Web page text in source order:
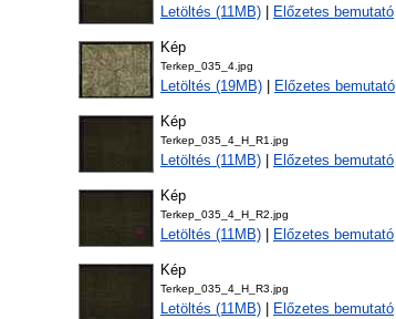
Letöltés (11MB) Előzetes bemutató
Kép
Terkep_035_4.jpg
Letöltés (19MB) Előzetes bemutató
Kép
Terkep_035_4_H_R1.jpg
Letöltés (11MB) Előzetes bemutató
Kép
Terkep_035_4_H_R2.jpg
Letöltés (11MB) Előzetes bemutató
Kép
Terkep_035_4_H_R3.jpg
Letöltés (11MB) Előzetes bemutató